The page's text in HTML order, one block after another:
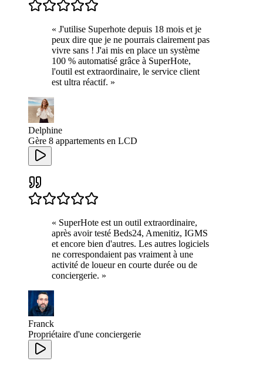
« J'utilise Superhote depuis 18 mois et je
peux dire que je ne pourrais clairement pas
vivre sans ! J'ai mis en place un système
100 % automatisé grâce à SuperHote,
l'outil est extraordinaire, le service client
est ultra réactif. »
Delphine
Gère 8 appartements en LCD
« SuperHote est un outil extraordinaire,
après avoir testé Beds24, Amenitiz, IGMS
et encore bien d'autres. Les autres logiciels
ne correspondaient pas vraiment à une
activité de loueur en courte durée ou de
conciergerie. »
Franck
Propriétaire d'une conciergerie